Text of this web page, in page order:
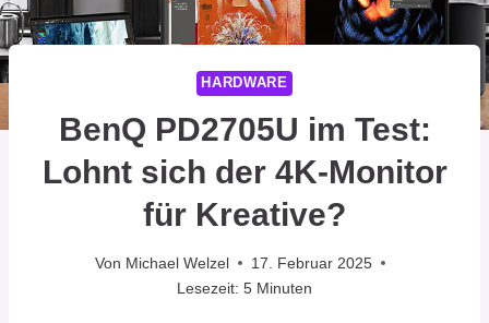
HARDWARE
BenQ PD2705U im Test:
Lohnt sich der 4K-Monitor
für Kreative?
Von Michael Welzel
17. Februar 2025
Lesezeit: 5 Minuten